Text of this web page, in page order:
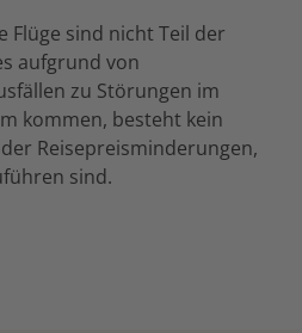
Flüge sind nicht Teil der
aufgrund von
zu Störungen im
kommen, besteht kein
Reisepreisminderungen,
sind.